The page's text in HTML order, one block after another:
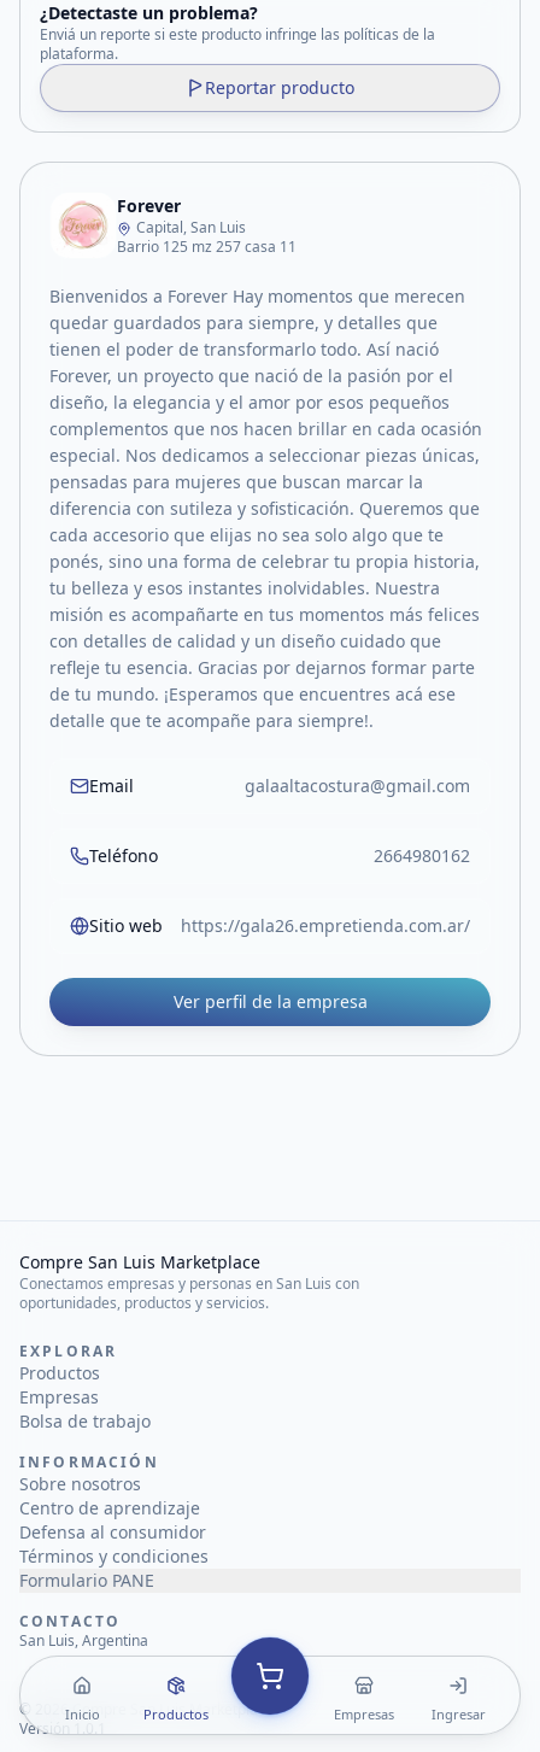
¿Detectaste un problema?
Enviá un reporte si este producto infringe las políticas de la
plataforma.
Reportar producto
Forever
Capital, San Luis
Barrio 125 mz 257 casa 11
Bienvenidos a Forever Hay momentos que merecen
quedar guardados para siempre, y detalles que
tienen el poder de transformarlo todo. Así nació
Forever, un proyecto que nació de la pasión por el
diseño, la elegancia y el amor por esos pequeños
complementos que nos hacen brillar en cada ocasión
especial. Nos dedicamos a seleccionar piezas únicas,
pensadas para mujeres que buscan marcar la
diferencia con sutileza y sofisticación. Queremos que
cada accesorio que elijas no sea solo algo que te
ponés, sino una forma de celebrar tu propia historia,
tu belleza y esos instantes inolvidables. Nuestra
misión es acompañarte en tus momentos más felices
con detalles de calidad y un diseño cuidado que
refleje tu esencia. Gracias por dejarnos formar parte
de tu mundo. ¡Esperamos que encuentres acá ese
detalle que te acompañe para siempre!.
Email galaaltacostura@gmail.com
Teléfono 2664980162
Sitio web https://gala26.empretienda.com.ar/
Ver perfil de la empresa
Inicio Productos Empresas Ingresar
Compre San Luis Marketplace
Conectamos empresas y personas en San Luis con
oportunidades, productos y servicios.
EXPLORAR
Productos
Empresas
Bolsa de trabajo
INFORMACIÓN
Sobre nosotros
Centro de aprendizaje
Defensa al consumidor
Términos y condiciones
Formulario PANE
CONTACTO
San Luis, Argentina
© 2026Compre San Luis Marketplace
Versión 1.0.1